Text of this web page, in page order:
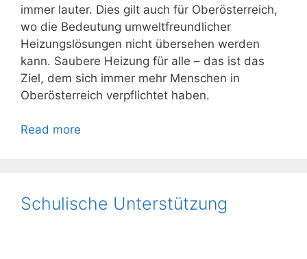
immer lauter. Dies gilt auch für Oberösterreich,
wo die Bedeutung umweltfreundlicher
Heizungslösungen nicht übersehen werden
kann. Saubere Heizung für alle – das ist das
Ziel, dem sich immer mehr Menschen in
Oberösterreich verpflichtet haben.
Read more
Schulische Unterstützung